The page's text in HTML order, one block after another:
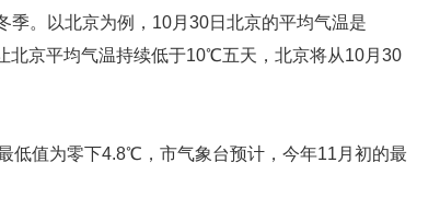
季。以北京为例，10月30日北京的平均气温是
京平均气温持续低于10℃五天，北京将从10月30
低值为零下4.8℃，市气象台预计，今年11月初的最